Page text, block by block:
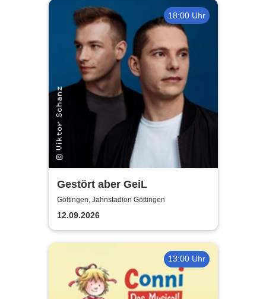
18:00 Uhr
Gestört aber GeiL
Göttingen, Jahnstadion Göttingen
12.09.2026
13:00 Uhr